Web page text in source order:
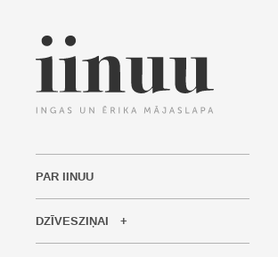
PAR IINUU
DZĪVESZIŅAI